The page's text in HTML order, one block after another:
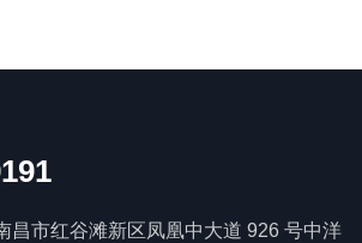
昌市红谷滩新区凤凰中大道 926 号中洋